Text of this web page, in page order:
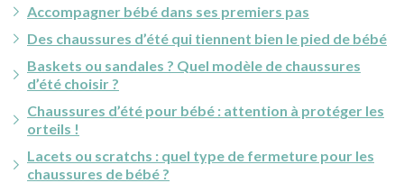
Accompagner bébé dans ses premiers pas
Des chaussures d’été qui tiennent bien le pied de bébé
Baskets ou sandales ? Quel modèle de chaussures
d’été choisir ?
Chaussures d’été pour bébé : attention à protéger les
orteils !
Lacets ou scratchs : quel type de fermeture pour les
chaussures de bébé ?